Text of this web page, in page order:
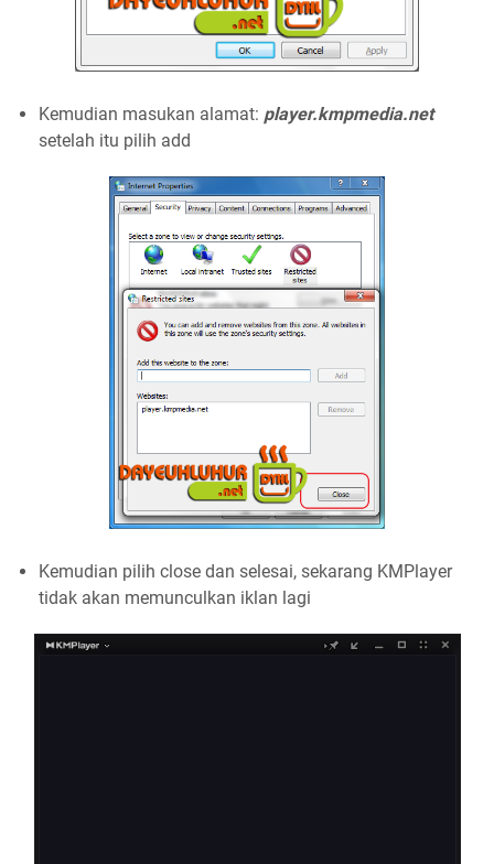
Kemudian masukan alamat: player.kmpmedia.net
setelah itu pilih add
Kemudian pilih close dan selesai, sekarang KMPlayer
tidak akan memunculkan iklan lagi